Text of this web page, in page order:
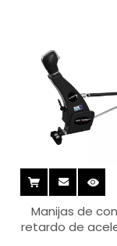
Manijas de
retardo de